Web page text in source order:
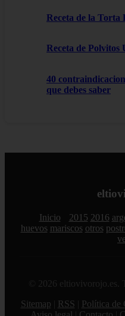
Receta de la Torta
Receta de
40
que debes saber
Inicio 2015 2016
huevos mariscos otros
© 2026 eltiovivorojo.es.
Sitemap
RSS Política de